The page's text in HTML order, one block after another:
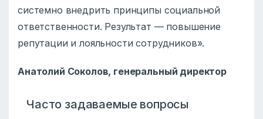
системно внедрить принципы социальной
ответственности. Результат — повышение
репутации и лояльности сотрудников».
Анатолий Соколов, генеральный директор
Часто задаваемые вопросы